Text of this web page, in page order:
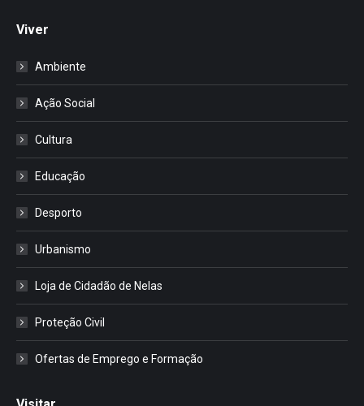
Viver
Ambiente
Ação Social
Cultura
Educação
Desporto
Urbanismo
Loja de Cidadão de Nelas
Proteção Civil
Ofertas de Emprego e Formação